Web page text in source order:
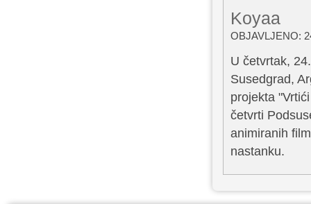
Koyaa
OBJAVLJENO:
U četvrtak,
Susedgrad,
projekta
četvrti
animiranih
nastanku.